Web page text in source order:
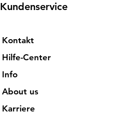
Kundenservice
Kontakt
Hilfe-Center
Info
About us
Karriere